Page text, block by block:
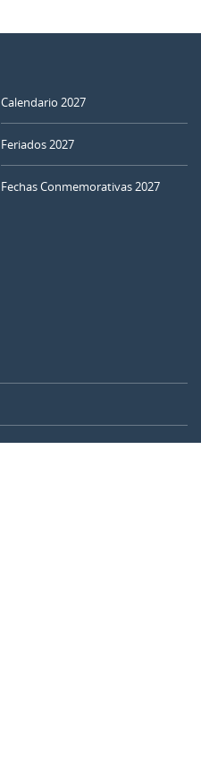
Calendario 2027
Feriados 2027
Fechas Conmemorativas 2027